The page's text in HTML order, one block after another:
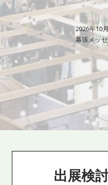
2026年10
幕張メッセ
出展検